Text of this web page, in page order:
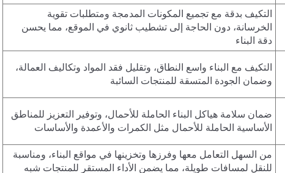
التكيف بدقة مع تجميع المكونات المدمجة ومتطلبات تقوية
الخرسانة، دون الحاجة إلى تشطيب ثانوي في الموقع، مما يحسن
دقة البناء
التكيف مع البناء واسع النطاق، وتقليل فقد المواد وتكاليف العمالة،
وضمان الجودة المتسقة للمنتجات السائبة
ضمان سلامة هياكل البناء الحاملة للأحمال، وتوفير التعزيز للمناطق
الأساسية الحاملة للأحمال مثل الكمرات والأعمدة والأساسات
من السهل التعامل معها وفرزها وتخزينها في مواقع البناء، ومناسبة
للنقل لمسافات طويلة، مما يضمن الأداء المستقر للمنتجات شبه